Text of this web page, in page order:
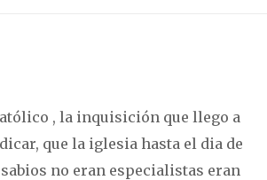
, la inquisición que llego a
que la iglesia hasta el dia de
no eran especialistas eran